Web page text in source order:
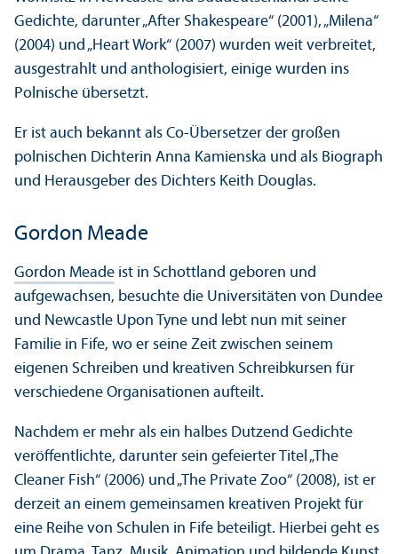
Gedichte, dar­unter „After Shakespeare“ (2001), „Milena“
(2004) und „Heart Work“ (2007) wurden weit verbreitet,
ausgestrahlt und anthologisiert, einige wurden ins
Polnische übersetzt.
Er ist auch bekannt als Co-Über­setzer der großen
polnischen Dichterin Anna Kamienska und als Biograph
und Herausgeber des Dichters Keith Douglas.
Gordon Meade
Gordon Meade ist in Schottland geboren und
aufgewachsen, besuchte die Universitäten von Dundee
und Newcastle Upon Tyne und lebt nun mit seiner
Familie in Fife, wo er seine Zeit zwischen seinem
eigenen Schreiben und kreativen Schreibkursen für
verschiedene Organisationen aufteilt.
Nachdem er mehr als ein halbes Dutzend Gedichte
veröffentlichte, dar­unter sein gefeierter Titel „The
Cleaner Fish“ (2006) und „The Private Zoo“ (2008), ist er
derzeit an einem gemeinsamen kreativen Projekt für
eine Reihe von Schulen in Fife beteiligt. Hierbei geht es